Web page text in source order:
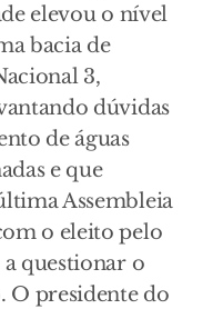
elevou o nível
bacia de
3,
dúvidas
de águas
e que
Assembleia
o eleito pelo
a questionar o
O presidente do